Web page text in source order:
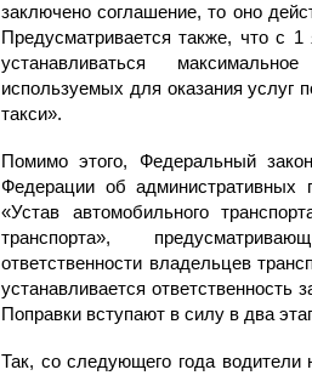
заключено соглашение, то оно
Предусматривается также, что с
устанавливаться
используемых для оказания услуг
такси».
Помимо этого, Федеральный
Федерации об административных
«Устав автомобильного
транспорта»,
ответственности владельцев
устанавливается ответственность
Поправки вступают в силу в два
Так, со следующего года водители